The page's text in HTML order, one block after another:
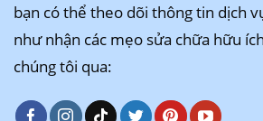
bạn có thể theo dõi thông tin dịch
như nhận các mẹo sửa chữa hữu
chúng tôi qua: